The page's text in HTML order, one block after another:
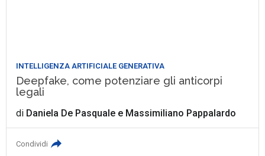
INTELLIGENZA ARTIFICIALE GENERATIVA
Deepfake, come potenziare gli anticorpi
legali
di Daniela De Pasquale e Massimiliano Pappalardo
Condividi